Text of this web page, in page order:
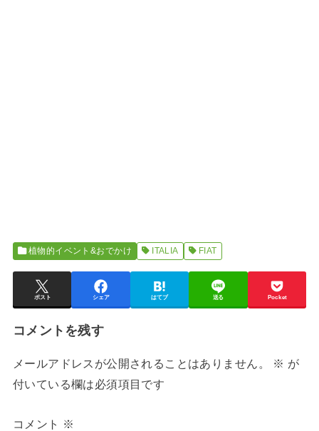
植物的イベント&おでかけ ITALIA FIAT
ポスト シェア はてブ 送る Pocket
コメントを残す
メールアドレスが公開されることはありません。 ※ が
付いている欄は必須項目です
コメント ※